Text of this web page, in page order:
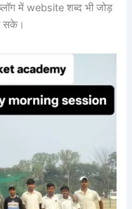
में website शब्द भी जोड़
सके।